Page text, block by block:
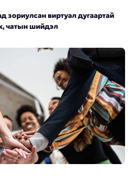
зориулсан виртуал дугаартай
чатын шийдэл